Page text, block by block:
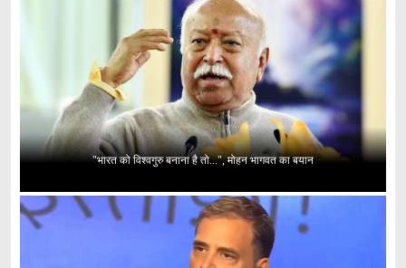
"भारत को विश्वगुरु बनाना है तो...", मोहन भागवत का बयान